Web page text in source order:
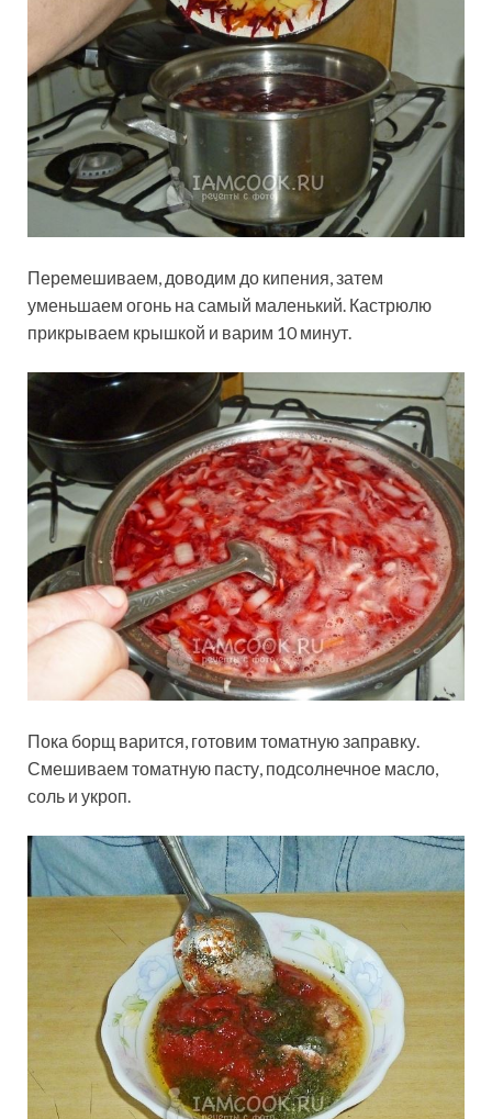
Перемешиваем, доводим до кипения, затем
уменьшаем огонь на самый маленький. Кастрюлю
прикрываем крышкой и варим 10 минут.
Пока борщ варится, готовим томатную заправку.
Смешиваем томатную пасту, подсолнечное масло,
соль и укроп.